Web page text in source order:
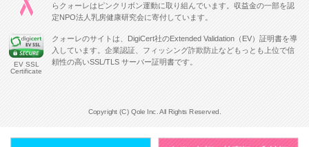
らクォーレはピンクリボン運動に取り組んでいます。収益金の一部を認
定NPO法人乳房健康研究会に寄付しています。
EV SSL
Certificate
クォーレのサイトは、DigiCert社のExtended Validation（EV）証明書を導
入しています。企業認証、フィッシング詐欺防止などもっとも上位で信
頼性の高いSSL/TLS サーバー証明書です。
Copyright (C) Qole Inc. All Rights Reserved.